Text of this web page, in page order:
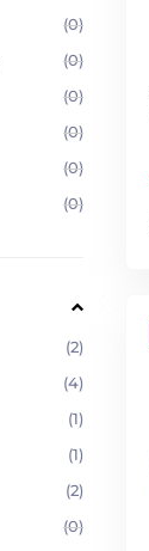
(0)
(0)
(0)
(0)
(0)
(0)
(2)
(4)
(1)
(1)
(2)
(0)